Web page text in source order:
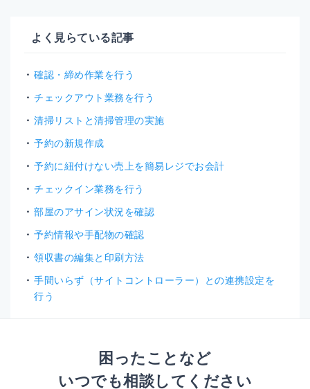
よく見らている記事
確認・締め作業を行う
チェックアウト業務を行う
清掃リストと清掃管理の実施
予約の新規作成
予約に紐付けない売上を簡易レジでお会計
チェックイン業務を行う
部屋のアサイン状況を確認
予約情報や手配物の確認
領収書の編集と印刷方法
手間いらず（サイトコントローラー）との連携設定を
行う
困ったことなど
いつでも相談してください